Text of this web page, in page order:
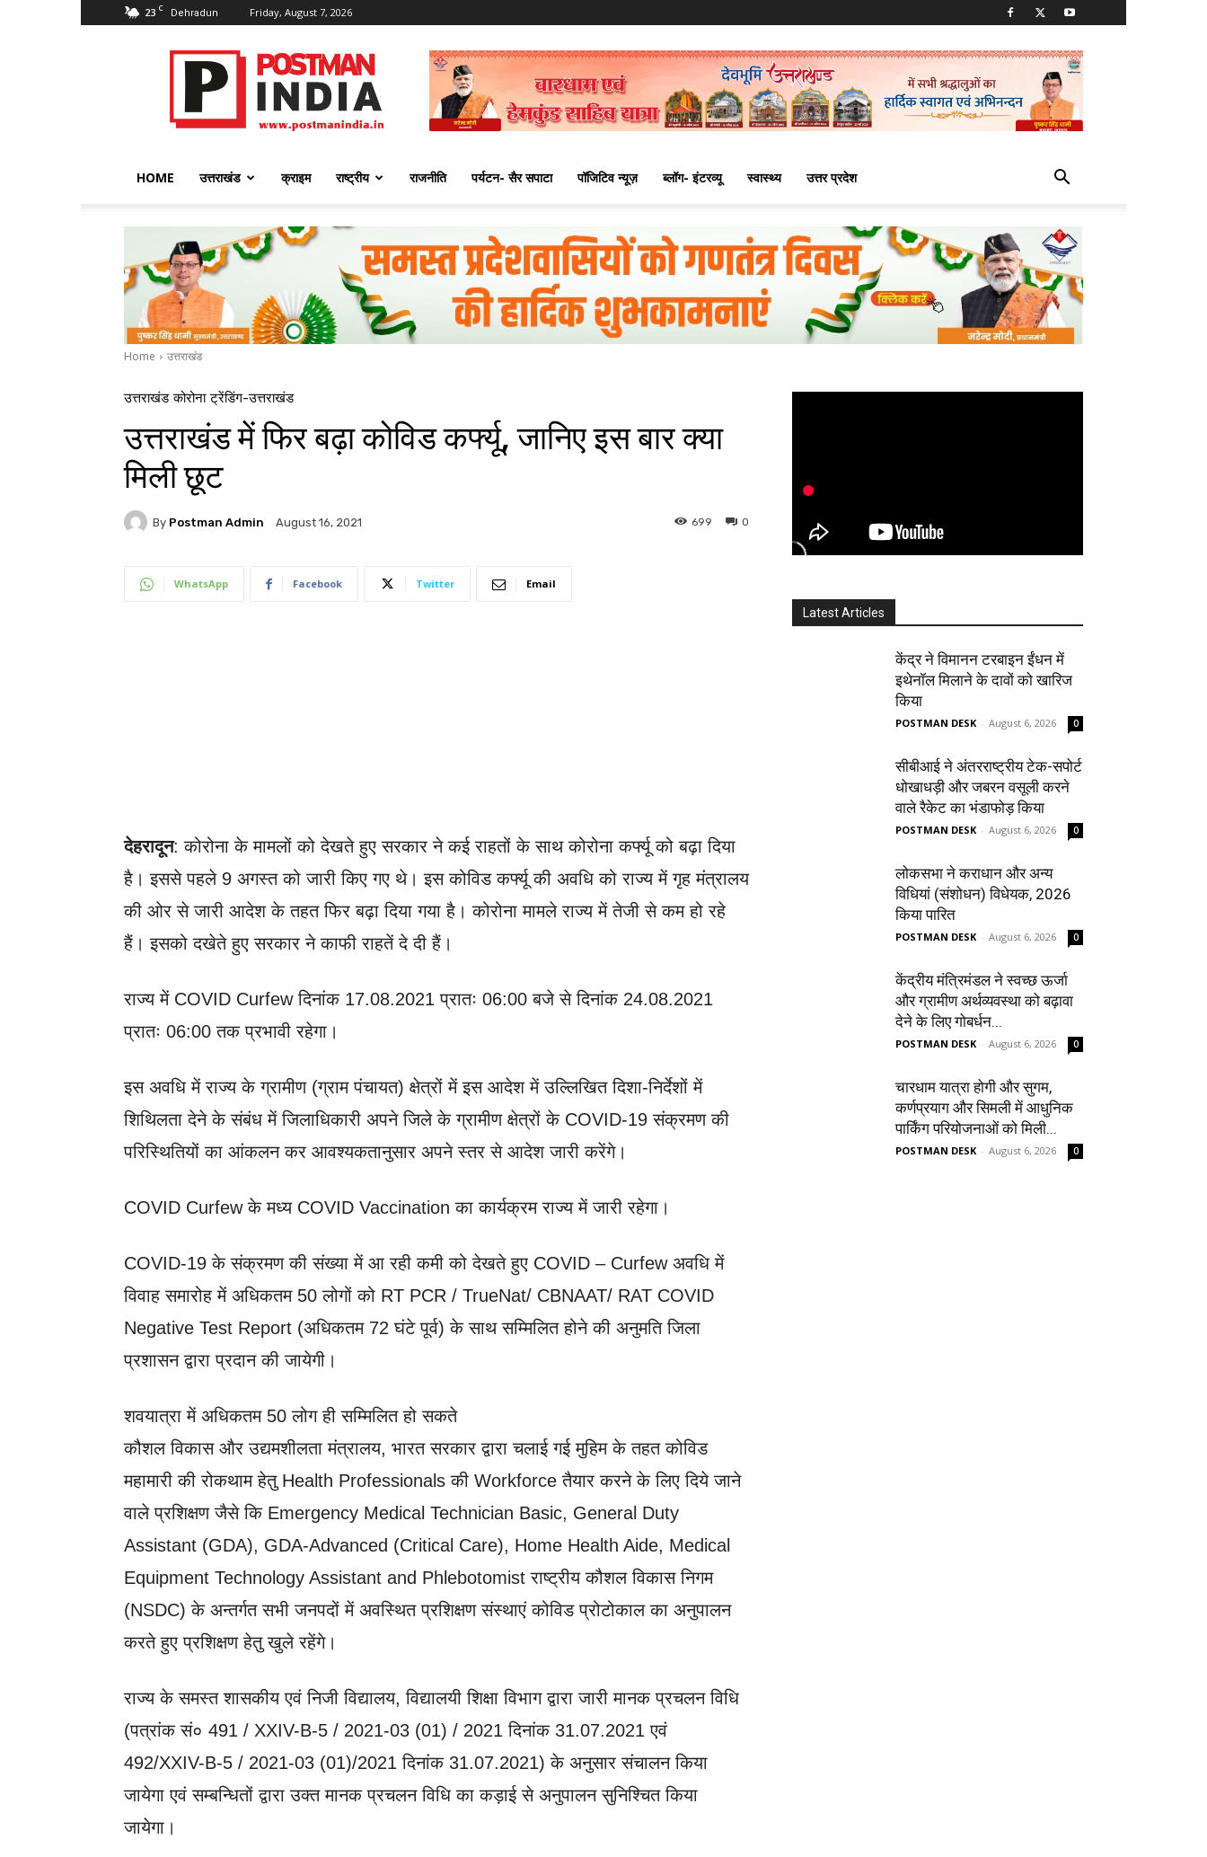
23 C Dehradun Friday, August 7, 2026
PostmanIndia
HOME उत्तराखंड क्राइम राष्ट्रीय राजनीति पर्यटन- सैर सपाटा पॉजिटिव न्यूज़ ब्लॉग- इंटरव्यू स्वास्थ्य उत्तर प्रदेश
Home उत्तराखंड
उत्तराखंड कोरोना ट्रेंडिंग-उत्तराखंड
उत्तराखंड में फिर बढ़ा कोविड कर्फ्यू, जानिए इस बार क्या
मिली छूट
By Postman Admin August 16, 2021 0
699
WhatsApp Facebook Twitter Email
देहरादून: कोरोना के मामलों को देखते हुए सरकार ने कई राहतों के साथ कोरोना कर्फ्यू को बढ़ा दिया
है। इससे पहले 9 अगस्त को जारी किए गए थे। इस कोविड कर्फ्यू की अवधि को राज्य में गृह मंत्रालय
की ओर से जारी आदेश के तहत फिर बढ़ा दिया गया है। कोरोना मामले राज्य में तेजी से कम हो रहे
हैं। इसको दखेते हुए सरकार ने काफी राहतें दे दी हैं।
राज्य में COVID Curfew दिनांक 17.08.2021 प्रातः 06:00 बजे से दिनांक 24.08.2021
प्रातः 06:00 तक प्रभावी रहेगा।
इस अवधि में राज्य के ग्रामीण (ग्राम पंचायत) क्षेत्रों में इस आदेश में उल्लिखित दिशा-निर्देशों में
शिथिलता देने के संबंध में जिलाधिकारी अपने जिले के ग्रामीण क्षेत्रों के COVID-19 संक्रमण की
परिस्थितियों का आंकलन कर आवश्यकतानुसार अपने स्तर से आदेश जारी करेंगे।
COVID Curfew के मध्य COVID Vaccination का कार्यक्रम राज्य में जारी रहेगा।
COVID-19 के संक्रमण की संख्या में आ रही कमी को देखते हुए COVID – Curfew अवधि में
विवाह समारोह में अधिकतम 50 लोगों को RT PCR / TrueNat/ CBNAAT/ RAT COVID
Negative Test Report (अधिकतम 72 घंटे पूर्व) के साथ सम्मिलित होने की अनुमति जिला
प्रशासन द्वारा प्रदान की जायेगी।
शवयात्रा में अधिकतम 50 लोग ही सम्मिलित हो सकते
कौशल विकास और उद्यमशीलता मंत्रालय, भारत सरकार द्वारा चलाई गई मुहिम के तहत कोविड
महामारी की रोकथाम हेतु Health Professionals की Workforce तैयार करने के लिए दिये जाने
वाले प्रशिक्षण जैसे कि Emergency Medical Technician Basic, General Duty
Assistant (GDA), GDA-Advanced (Critical Care), Home Health Aide, Medical
Equipment Technology Assistant and Phlebotomist राष्ट्रीय कौशल विकास निगम
(NSDC) के अन्तर्गत सभी जनपदों में अवस्थित प्रशिक्षण संस्थाएं कोविड प्रोटोकाल का अनुपालन
करते हुए प्रशिक्षण हेतु खुले रहेंगे।
राज्य के समस्त शासकीय एवं निजी विद्यालय, विद्यालयी शिक्षा विभाग द्वारा जारी मानक प्रचलन विधि
(पत्रांक सं० 491 / XXIV-B-5 / 2021-03 (01) / 2021 दिनांक 31.07.2021 एवं
492/XXIV-B-5 / 2021-03 (01)/2021 दिनांक 31.07.2021) के अनुसार संचालन किया
जायेगा एवं सम्बन्धितों द्वारा उक्त मानक प्रचलन विधि का कड़ाई से अनुपालन सुनिश्चित किया
जायेगा।
Latest Articles
केंद्र ने विमानन टरबाइन ईंधन में
इथेनॉल मिलाने के दावों को खारिज
किया
POSTMAN DESK - August 6, 2026 0
सीबीआई ने अंतरराष्ट्रीय टेक-सपोर्ट
धोखाधड़ी और जबरन वसूली करने
वाले रैकेट का भंडाफोड़ किया
POSTMAN DESK - August 6, 2026 0
लोकसभा ने कराधान और अन्य
विधियां (संशोधन) विधेयक, 2026
किया पारित
POSTMAN DESK - August 6, 2026 0
केंद्रीय मंत्रिमंडल ने स्वच्छ ऊर्जा
और ग्रामीण अर्थव्यवस्था को बढ़ावा
देने के लिए गोबर्धन...
POSTMAN DESK - August 6, 2026 0
चारधाम यात्रा होगी और सुगम,
कर्णप्रयाग और सिमली में आधुनिक
पार्किंग परियोजनाओं को मिली...
POSTMAN DESK - August 6, 2026 0